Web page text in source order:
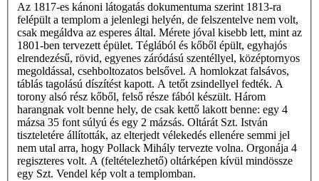
Az 1817-es kánoni látogatás dokumentuma szerint 1813-ra
felépült a templom a jelenlegi helyén, de felszentelve nem volt,
csak megáldva az esperes által. Mérete jóval kisebb lett, mint az
1801-ben tervezett épület. Téglából és kőből épült, egyhajós
elrendezésű, rövid, egyenes záródású szentéllyel, középtornyos
megoldással, csehboltozatos belsővel. A homlokzat falsávos,
táblás tagolású díszítést kapott. A tetőt zsindellyel fedték. A
torony alsó rész kőből, felső része fából készült. Három
harangnak volt benne hely, de csak kettő lakott benne: egy 4
mázsa 35 font súlyú és egy 2 mázsás. Oltárát Szt. István
tiszteletére állították, az elterjedt vélekedés ellenére semmi jel
nem utal arra, hogy Pollack Mihály tervezte volna. Orgonája 4
regiszteres volt. A (feltételezhető) oltárképen kívül mindössze
egy Szt. Vendel kép volt a templomban.